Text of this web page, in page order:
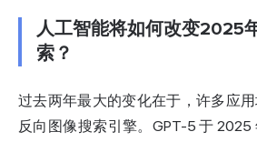
人工智能将如何改变2025
索？
过去两年最大的变化在于，许多应
反向图像搜索引擎。GPT-5 于 2025